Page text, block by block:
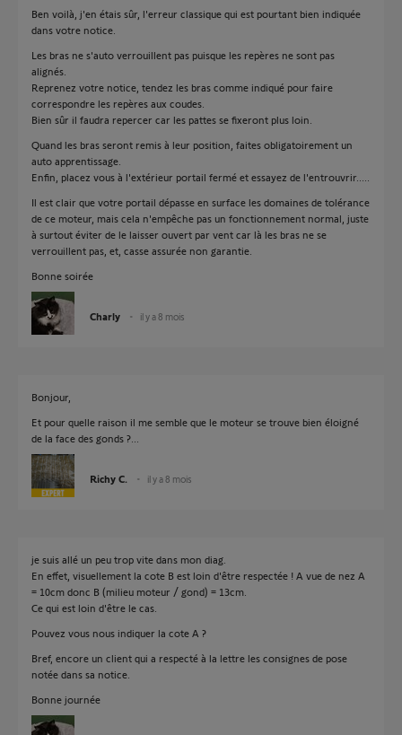
Ben voilà, j'en étais sûr, l'erreur classique qui est pourtant bien indiquée
dans votre notice.
Les bras ne s'auto verrouillent pas puisque les repères ne sont pas
alignés.
Reprenez votre notice, tendez les bras comme indiqué pour faire
correspondre les repères aux coudes.
Bien sûr il faudra repercer car les pattes se fixeront plus loin.
Quand les bras seront remis à leur position, faites obligatoirement un
auto apprentissage.
Enfin, placez vous à l'extérieur portail fermé et essayez de l'entrouvrir.....
Il est clair que votre portail dépasse en surface les domaines de tolérance
de ce moteur, mais cela n'empêche pas un fonctionnement normal, juste
à surtout éviter de le laisser ouvert par vent car là les bras ne se
verrouillent pas, et, casse assurée non garantie.
Bonne soirée
Charly il y a 8 mois
Bonjour,
Et pour quelle raison il me semble que le moteur se trouve bien éloigné
de la face des gonds ?...
Richy C. il y a 8 mois
je suis allé un peu trop vite dans mon diag.
En effet, visuellement la cote B est loin d'être respectée ! A vue de nez A
= 10cm donc B (milieu moteur / gond) = 13cm.
Ce qui est loin d'être le cas.
Pouvez vous nous indiquer la cote A ?
Bref, encore un client qui a respecté à la lettre les consignes de pose
notée dans sa notice.
Bonne journée